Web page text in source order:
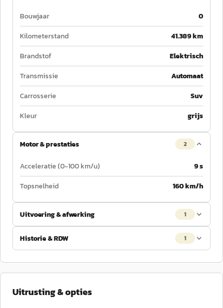
Bouwjaar
0
Kilometerstand
41.389 km
Brandstof
Elektrisch
Transmissie
Automaat
Carrosserie
Suv
Kleur
grijs
Motor & prestaties 2
Acceleratie (0-100 km/u)
9 s
Topsnelheid
160 km/h
Uitvoering & afwerking 1
Historie & RDW 1
Uitrusting & opties